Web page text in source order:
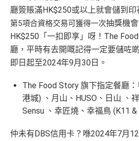
廳簽賬滿HK$250或以上就會儲到印
第5項合資格交易可獲得一次抽獎機
HK$250「一扣即享」呀！The
廳，平時有去開嘅記得一定要儲咗
即日起至2024年9月30日。
The Food Story 旗下指定餐廳
港城) 、月山、HUSO、日山 、
Sensu 、幸匠燒、幸福鳥 (K11
仲未有DBS信用卡？喺2024年7月